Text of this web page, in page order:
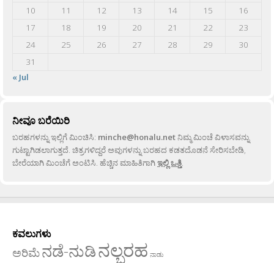
10
11 12 13 14 15
16
17
18 19 20 21 22
23
24
25 26 27 28 29
30
31
« Jul
ನೀವೂ ಬರೆಯಿರಿ
ಬರಹಗಳನ್ನು ಇಲ್ಲಿಗೆ ಮಿಂಚಿಸಿ: minche@honalu.netನಿಮ್ಮ ಮಿಂಚೆ ವಿಳಾಸವನ್ನು
ಗುಟ್ಟಾಗಿಡಲಾಗುತ್ತದೆ. ಚಿತ್ರಗಳಿದ್ದರೆ ಅವುಗಳನ್ನು ಬರಹದ ಕಡತದೊಡನೆ ಸೇರಿಸಬೇಡಿ,
ಬೇರೆಯಾಗಿ ಮಿಂಚೆಗೆ ಅಂಟಿಸಿ. ಹೆಚ್ಚಿನ ಮಾಹಿತಿಗಾಗಿಇಲ್ಲಿ ಒತ್ತಿ.
ಕವಲುಗಳು
ಅರಿಮೆನಡೆ-ನುಡಿನಲ್ಬರಹ ನಾಡು